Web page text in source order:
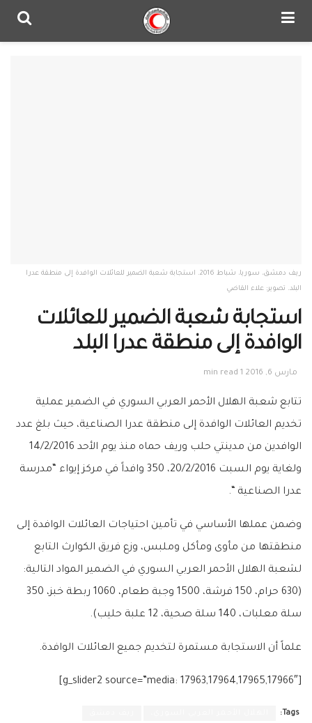
ريف دمشق، سوريا، شباط 2016. استجابة شعبة الضمير للعائلات الوافدة إلى منطقة عدرا
البلد. تصوير: علاء القاضي‎
استجابة شعبة الضمير للعائلات
الوافدة إلى منطقة عدرا البلد‎
مارس 6, 2016 1 min read
تتابع شعبة ‫الهلال الأحمر العربي السوري‬ في ‫‏الضمير‬ عملية
تخديم العائلات الوافدة إلى منطقة ‫‏عدرا الصناعية، حيث بلغ عدد
الوافدين من مدينتي ‫‏حلب‬ وريف حماه‬ منذ يوم الأحد 14/2/2016
ولغاية يوم السبت 20/2/2016، 350 وافداً في مركز إيواء “مدرسة
عدرا الصناعية “.
وضمن عملها الأساسي في تأمين احتياجات العائلات الوافدة إلى
منطقتها من مأوى ومأكل وملبس، وزع ‫‏فريق الكوارث‬ التابع
لشعبة الهلال الأحمر العربي السوري في الضمير المواد التالية:
(630 حرام، 150 فرشة، 1500 وجبة طعام، 1060 ربطة خبز، 350
سلة معلبات، 140 سلة صحية، 12 علبة حليب).
علماً أن الاستجابة مستمرة لتخديم جميع العائلات الوافدة.
[g_slider2 source=”media: 17963,17964,17965,17966″]
Tags: